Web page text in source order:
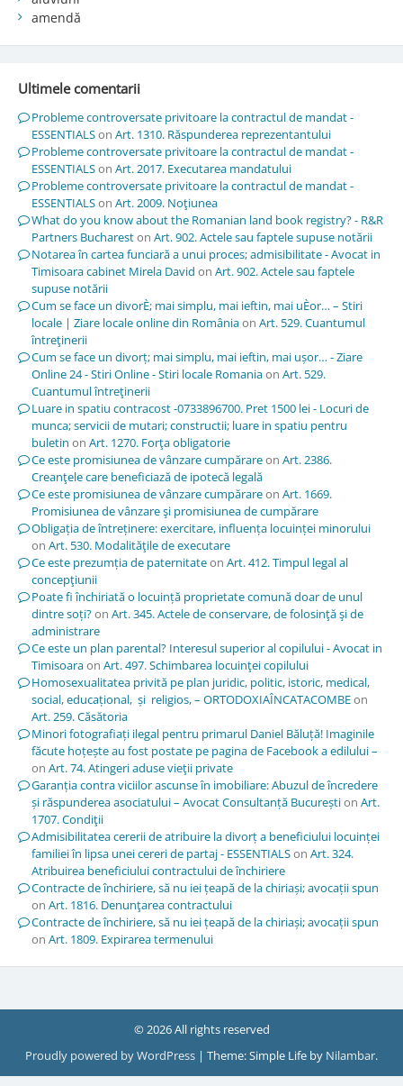
amendă
Ultimele comentarii
Probleme controversate privitoare la contractul de mandat -
ESSENTIALSon Art. 1310. Răspunderea reprezentantului
Probleme controversate privitoare la contractul de mandat -
ESSENTIALSon Art. 2017. Executarea mandatului
Probleme controversate privitoare la contractul de mandat -
ESSENTIALSon Art. 2009. Noţiunea
What do you know about the Romanian land book registry? - R&R
Partners Buchareston Art. 902. Actele sau faptele supuse notării
Notarea în cartea funciară a unui proces; admisibilitate - Avocat in
Timisoara cabinet Mirela David on Art. 902. Actele sau faptele
supuse notării
Cum se face un divorÈ; mai simplu, mai ieftin, mai uÈor… – Stiri
locale | Ziare locale online din Româniaon Art. 529. Cuantumul
întreţinerii
Cum se face un divorț; mai simplu, mai ieftin, mai ușor… - Ziare
Online 24 - Stiri Online - Stiri locale Romaniaon Art. 529.
Cuantumul întreţinerii
Luare in spatiu contracost -0733896700. Pret 1500 lei - Locuri de
munca; servicii de mutari; constructii; luare in spatiu pentru
buletin on Art. 1270. Forţa obligatorie
Ce este promisiunea de vânzare cumpărareon Art. 2386.
Creanţele care beneficiază de ipotecă legală
Ce este promisiunea de vânzare cumpărareon Art. 1669.
Promisiunea de vânzare şi promisiunea de cumpărare
Obligația de întreținere: exercitare, influența locuinței minorului
on Art. 530. Modalităţile de executare
Ce este prezumția de paternitateon Art. 412. Timpul legal al
concepţiunii
Poate fi închiriată o locuință proprietate comună doar de unul
dintre soți?on Art. 345. Actele de conservare, de folosinţă şi de
administrare
Ce este un plan parental? Interesul superior al copilului - Avocat in
Timisoaraon Art. 497. Schimbarea locuinţei copilului
Homosexualitatea privită pe plan juridic, politic, istoric, medical,
social, educațional, și religios, – ORTODOXIAÎNCATACOMBEon
Art. 259. Căsătoria
Minori fotografiați ilegal pentru primarul Daniel Băluță! Imaginile
făcute hoțește au fost postate pe pagina de Facebook a edilului –
on Art. 74. Atingeri aduse vieţii private
Garanția contra viciilor ascunse în imobiliare: Abuzul de încredere
și răspunderea asociatului – Avocat Consultanță Bucureștion Art.
1707. Condiţii
Admisibilitatea cererii de atribuire la divorț a beneficiului locuinței
familiei în lipsa unei cereri de partaj - ESSENTIALSon Art. 324.
Atribuirea beneficiului contractului de închiriere
Contracte de închiriere, să nu iei țeapă de la chiriași; avocații spun
on Art. 1816. Denunţarea contractului
Contracte de închiriere, să nu iei țeapă de la chiriași; avocații spun
on Art. 1809. Expirarea termenului
© 2026 All rights reserved
Proudly powered by WordPress | Theme: Simple Life by Nilambar.